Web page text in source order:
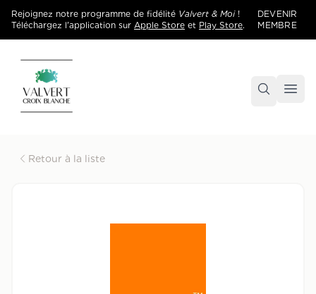
Rejoignez notre programme de fidélité Valvert & Moi!
Téléchargez l'application sur Apple Store et Play Store.
DEVENIR
MEMBRE
Accueil
Retour à la liste